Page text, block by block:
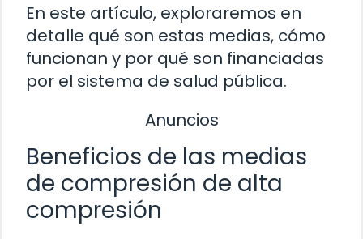
En este artículo, exploraremos en
detalle qué son estas medias, cómo
funcionan y por qué son financiadas
por el sistema de salud pública.
Anuncios
Beneficios de las medias
de compresión de alta
compresión